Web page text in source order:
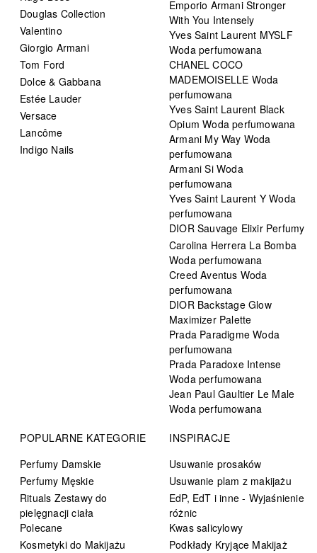
Douglas Collection
Valentino
Giorgio Armani
Tom Ford
Dolce & Gabbana
Estée Lauder
Versace
Lancôme
Indigo Nails
Emporio Armani Stronger
With You Intensely
Yves Saint Laurent MYSLF
Woda perfumowana
CHANEL COCO
MADEMOISELLE Woda
perfumowana
Yves Saint Laurent Black
Opium Woda perfumowana
Armani My Way Woda
perfumowana
Armani Si Woda
perfumowana
Yves Saint Laurent Y Woda
perfumowana
DIOR Sauvage Elixir Perfumy
Carolina Herrera La Bomba
Woda perfumowana
Creed Aventus Woda
perfumowana
DIOR Backstage Glow
Maximizer Palette
Prada Paradigme Woda
perfumowana
Prada Paradoxe Intense
Woda perfumowana
Jean Paul Gaultier Le Male
Woda perfumowana
POPULARNE KATEGORIE
Perfumy Damskie
Perfumy Męskie
Rituals Zestawy do
pielęgnacji ciała
Polecane
Kosmetyki do Makijażu
INSPIRACJE
Usuwanie prosaków
Usuwanie plam z makijażu
EdP, EdT i inne - Wyjaśnienie
różnic
Kwas salicylowy
Podkłady Kryjące Makijaż